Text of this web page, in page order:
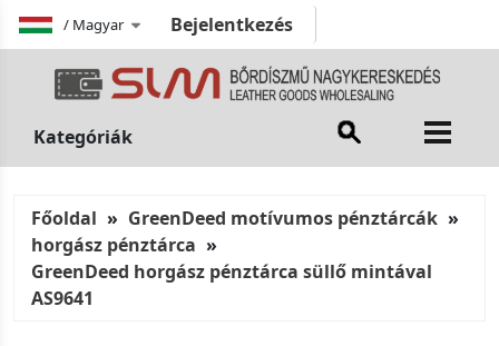
/ Magyar Bejelentkezés
Kategóriák
Főoldal
GreenDeed motívumos pénztárcák
horgász pénztárca
GreenDeed horgász pénztárca süllő mintával
AS9641